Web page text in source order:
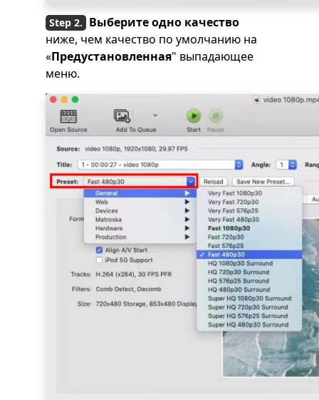
Выберите одно качество
ниже, чем качество по умолчанию на
«Предустановленная" выпадающее
меню.